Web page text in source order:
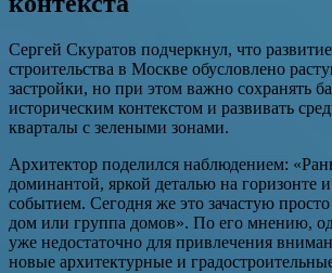
Сергей Скуратов подчеркнул, что
строительства в Москве обусловлено
застройки, но при этом важно сохранять
историческим контекстом и развивать
кварталы с зелеными зонами.
Архитектор поделился наблюдением:
доминантой, яркой деталью на горизонте
событием. Сегодня же это зачастую
дом или группа домов». По его мнению,
уже недостаточно для привлечения
новые архитектурные и